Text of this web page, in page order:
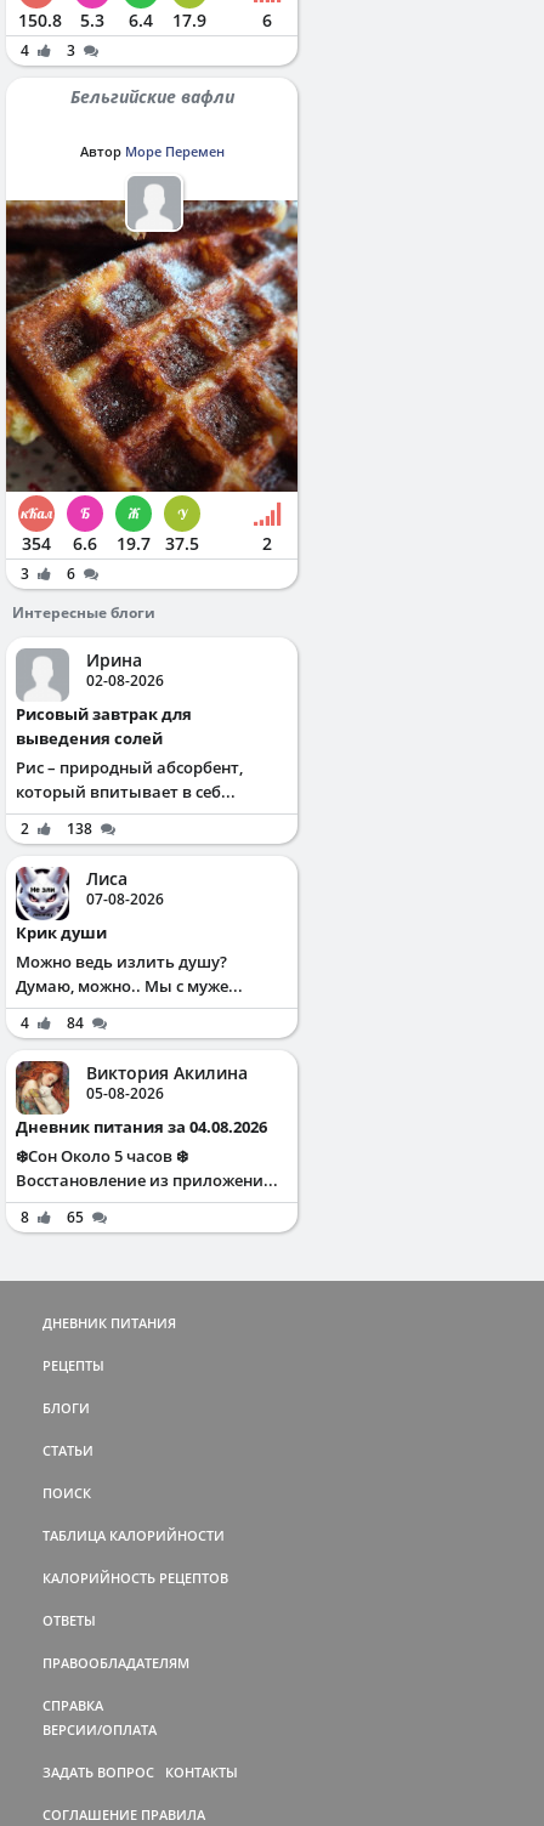
150.8 5.3 6.4 17.9 6
4 3
Бельгийские вафли
Автор Море Перемен
354 6.6 19.7 37.5 2
3
6
Интересные блоги
Ирина
02-08-2026
Рисовый завтрак для
выведения солей
Рис – природный абсорбент,
который впитывает в себ...
2 138
Лиса
07-08-2026
Крик души
Можно ведь излить душу?
Думаю, можно.. Мы с муже...
4 84
Виктория Акилина
05-08-2026
Дневник питания за 04.08.2026
❄️Сон Около 5 часов ❄️
Восстановление из приложени...
8 65
ДНЕВНИК ПИТАНИЯ
РЕЦЕПТЫ
БЛОГИ
СТАТЬИ
ПОИСК
ТАБЛИЦА КАЛОРИЙНОСТИ
КАЛОРИЙНОСТЬ РЕЦЕПТОВ
ОТВЕТЫ
ПРАВООБЛАДАТЕЛЯМ
СПРАВКА
ВЕРСИИ/ОПЛАТА
ЗАДАТЬ ВОПРОС КОНТАКТЫ
СОГЛАШЕНИЕ ПРАВИЛА